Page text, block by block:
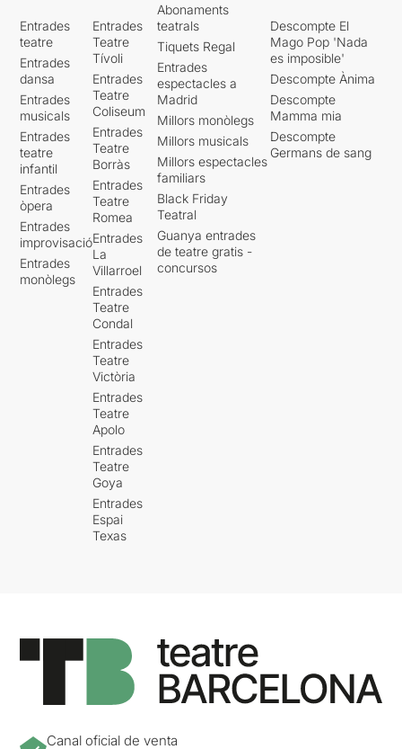
Entrades
teatre
Entrades
dansa
Entrades
musicals
Entrades
teatre
infantil
Entrades
òpera
Entrades
improvisació
Entrades
monòlegs
Entrades
Teatre
Tívoli
Entrades
Teatre
Coliseum
Entrades
Teatre
Borràs
Entrades
Teatre
Romea
Entrades
La
Villarroel
Entrades
Teatre
Condal
Entrades
Teatre
Victòria
Entrades
Teatre
Apolo
Entrades
Teatre
Goya
Entrades
Espai
Texas
Abonaments
teatrals
Tiquets Regal
Entrades
espectacles a
Madrid
Millors monòlegs
Millors musicals
Millors espectacles
familiars
Black Friday
Teatral
Guanya entrades
de teatre gratis -
concursos
Descompte El
Mago Pop 'Nada
es imposible'
Descompte Ànima
Descompte
Mamma mia
Descompte
Germans de sang
Canal oficial de venta